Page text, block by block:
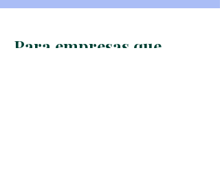
Para empresas que